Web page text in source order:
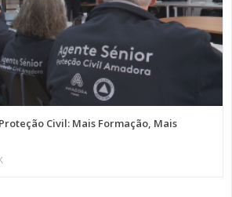
Civil: Mais Formação, Mais